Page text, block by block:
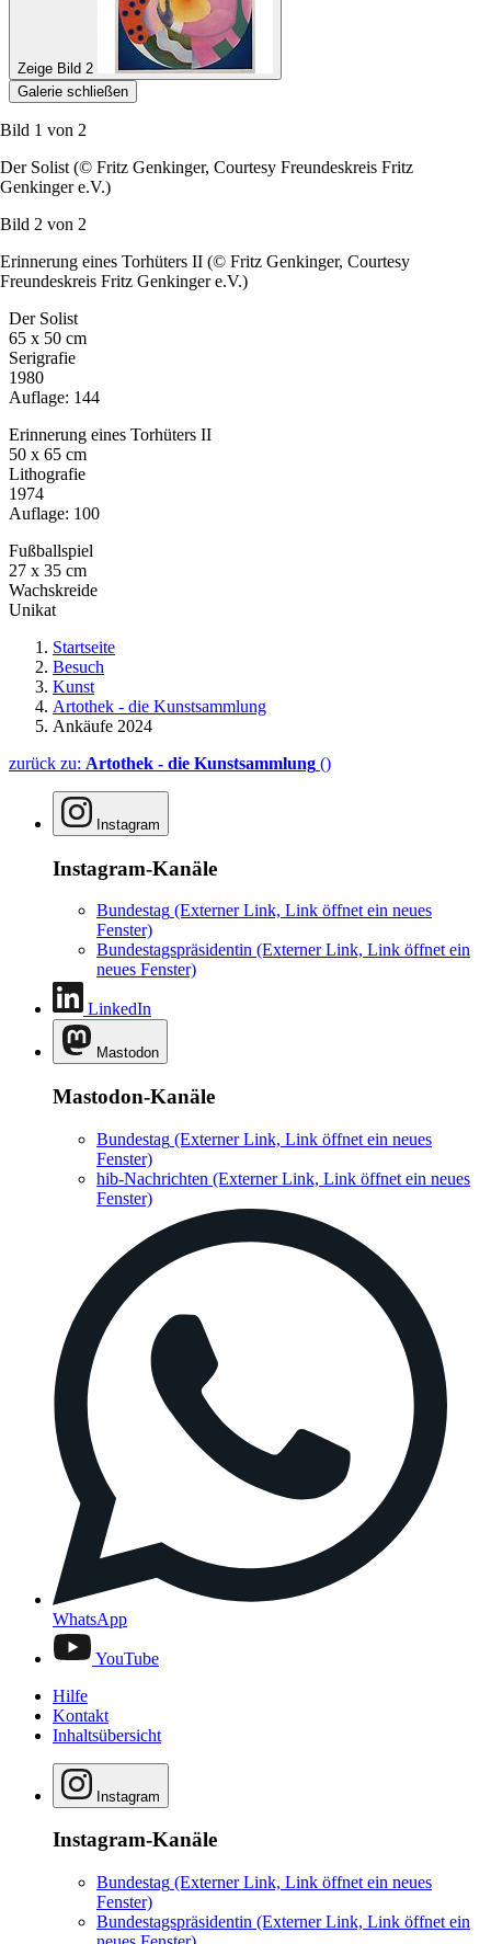
Zeige Bild 2
Galerie schließen
Bild 1 von 2
Der Solist (© Fritz Genkinger, Courtesy Freundeskreis Fritz
Genkinger e.V.)
Bild 2 von 2
Erinnerung eines Torhüters II (© Fritz Genkinger, Courtesy
Freundeskreis Fritz Genkinger e.V.)
Der Solist
65 x 50 cm
Serigrafie
1980
Auflage: 144
Erinnerung eines Torhüters II
50 x 65 cm
Lithografie
1974
Auflage: 100
Fußballspiel
27 x 35 cm
Wachskreide
Unikat
Startseite
Besuch
Kunst
Artothek - die Kunstsammlung
Ankäufe 2024
zurück zu: Artothek - die Kunstsammlung ()
Instagram
Instagram-Kanäle
Bundestag (Externer Link, Link öffnet ein neues
Fenster)
Bundestagspräsidentin (Externer Link, Link öffnet ein
neues Fenster)
LinkedIn
Mastodon
Mastodon-Kanäle
Bundestag (Externer Link, Link öffnet ein neues
Fenster)
hib-Nachrichten (Externer Link, Link öffnet ein neues
Fenster)
WhatsApp
YouTube
Hilfe
Kontakt
Inhaltsübersicht
Instagram
Instagram-Kanäle
Bundestag (Externer Link, Link öffnet ein neues
Fenster)
Bundestagspräsidentin (Externer Link, Link öffnet ein